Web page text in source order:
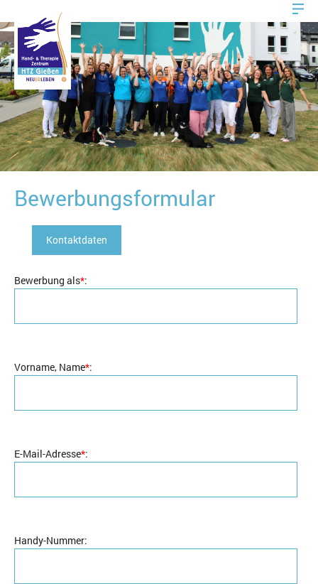
Bewerbungsformular
Kontaktdaten
Bewerbung als*:
Vorname, Name*:
E-Mail-Adresse*:
Handy-Nummer: